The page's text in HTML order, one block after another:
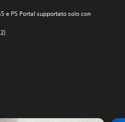
e PS Portal supportato solo con